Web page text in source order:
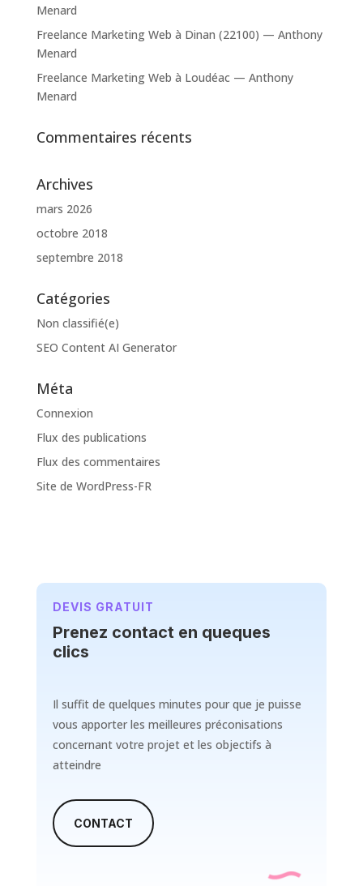
Menard
Freelance Marketing Web à Dinan (22100) — Anthony
Menard
Freelance Marketing Web à Loudéac — Anthony
Menard
Commentaires récents
Archives
mars 2026
octobre 2018
septembre 2018
Catégories
Non classifié(e)
SEO Content AI Generator
Méta
Connexion
Flux des publications
Flux des commentaires
Site de WordPress-FR
DEVIS GRATUIT
Prenez contact en queques
clics
Il suffit de quelques minutes pour que je puisse
vous apporter les meilleures préconisations
concernant votre projet et les objectifs à
atteindre
CONTACT